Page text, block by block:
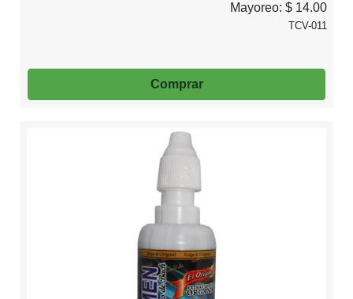
Mayoreo: $ 14.00
TCV-011
Comprar